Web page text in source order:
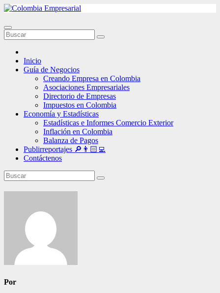
Ir
contenido
Inicio
Guía de Negocios
Creando Empresa en Colombia
Asociaciones Empresariales
Directorio de Empresas
Impuestos en Colombia
Economía y Estadísticas
Estadísticas e Informes Comercio Exterior
Inflación en Colombia
Balanza de Pagos
Publirreportajes 🔎👨🏻‍💻
Contáctenos
Por